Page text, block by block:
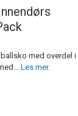
med overdel
Les mer.